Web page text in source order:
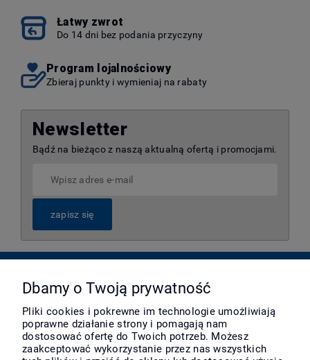
Łatwy zwrot
Do 14 dni bez podania przyczyny
Program lojalnościowy
Zbieraj punkty i wymieniaj na rabaty
Newsletter
Bądź na bieżąco z naszą aktualną ofertą i promocjami.
zapisz się
Pomoc
Moje konto
Dbamy o Twoją prywatność
Pliki cookies i pokrewne im technologie umożliwiają
poprawne działanie strony i pomagają nam
dostosować ofertę do Twoich potrzeb. Możesz
zaakceptować wykorzystanie przez nas wszystkich